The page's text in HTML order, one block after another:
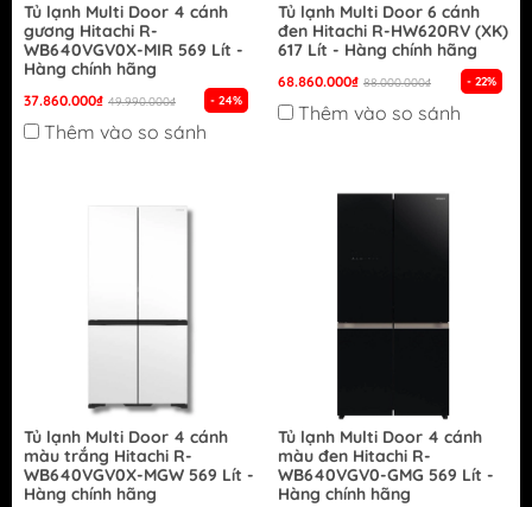
Tủ lạnh Multi Door 4 cánh
gương Hitachi R-
WB640VGV0X-MIR 569 Lít -
Hàng chính hãng
37.860.000₫ 49.990.000₫ - 24%
Thêm vào so sánh
Tủ lạnh Multi Door 6 cánh
đen Hitachi R-HW620RV (XK)
617 Lít - Hàng chính hãng
68.860.000₫ 88.000.000₫ - 22%
Thêm vào so sánh
Tủ lạnh Multi Door 4 cánh
màu trắng Hitachi R-
WB640VGV0X-MGW 569 Lít -
Hàng chính hãng
Tủ lạnh Multi Door 4 cánh
màu đen Hitachi R-
WB640VGV0-GMG 569 Lít -
Hàng chính hãng